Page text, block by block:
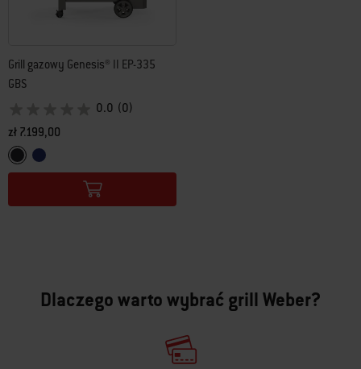
Grill gazowy Genesis® II EP-335
GBS
0.0 (0)
zł 7.199,00
Color Options
CzarnyDeep Ocean Blue
Dlaczego warto wybrać grill Weber?